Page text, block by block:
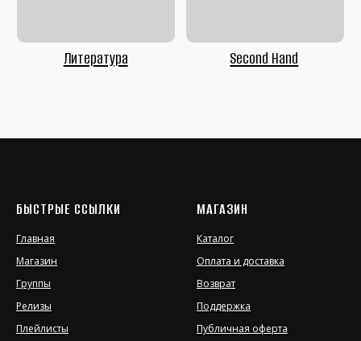
БЫСТРЫЕ ССЫЛКИ
Главная
Магазин
Группы
Релизы
Плейлисты
МАГАЗИН
Каталог
Оплата и доставка
Возврат
Поддержка
Публичная оферта